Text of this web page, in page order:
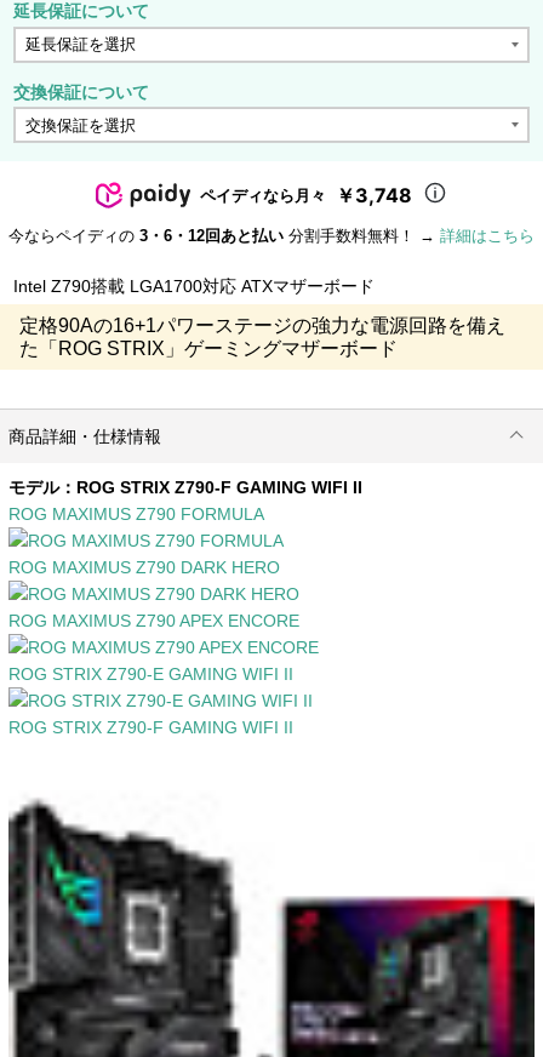
延長保証について
交換保証について
ペイディなら月々 ￥3,748
今ならペイディの 3・6・12回あと払い 分割手数料無料！ → 詳細はこちら
Intel Z790搭載 LGA1700対応 ATXマザーボード
定格90Aの16+1パワーステージの強力な電源回路を備え
た「ROG STRIX」ゲーミングマザーボード
商品詳細・仕様情報
モデル： ROG STRIX Z790-F GAMING WIFI II
ROG MAXIMUS Z790 FORMULA
ROG MAXIMUS Z790 DARK HERO
ROG MAXIMUS Z790 APEX ENCORE
ROG STRIX Z790-E GAMING WIFI II
ROG STRIX Z790-F GAMING WIFI II